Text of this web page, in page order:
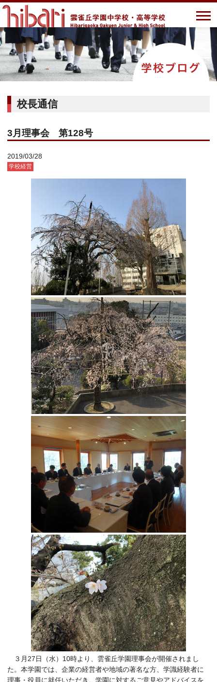
校長通信
3月理事会 第128号
2019/03/28
学校経営
３月27日（水）10時より、雲雀丘学園理事会が開催されまし
た。本学園では、企業の経営者や地域の著名な方、学識経験者に
理事・役員に就任いただき、学園に対するご意見やアドバイスを